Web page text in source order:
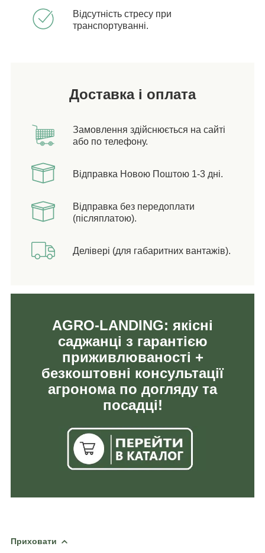
Відсутність стресу при
транспортуванні.
Доставка і оплата
Замовлення здійснюється на сайті
або по телефону.
Відправка Новою Поштою 1-3 дні.
Відправка без передоплати
(післяплатою).
Делівері (для габаритних вантажів).
AGRO-LANDING: якісні
саджанці з гарантією
приживлюваності +
безкоштовні консультації
агронома по догляду та
посадці!
Приховати